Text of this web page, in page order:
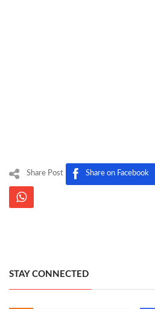
Share Post Share on Facebook
STAY CONNECTED